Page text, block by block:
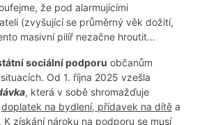
že pod alarmujícími
(zvyšující se průměrný věk dožití,
masivní pilíř nezačne hroutit…
sociální podporu občanům
Od 1. října 2025 vzešla
, která v sobě shromažďuje
doplatek na bydlení, přídavek na dítě a
K získání nároku na podporu se musí